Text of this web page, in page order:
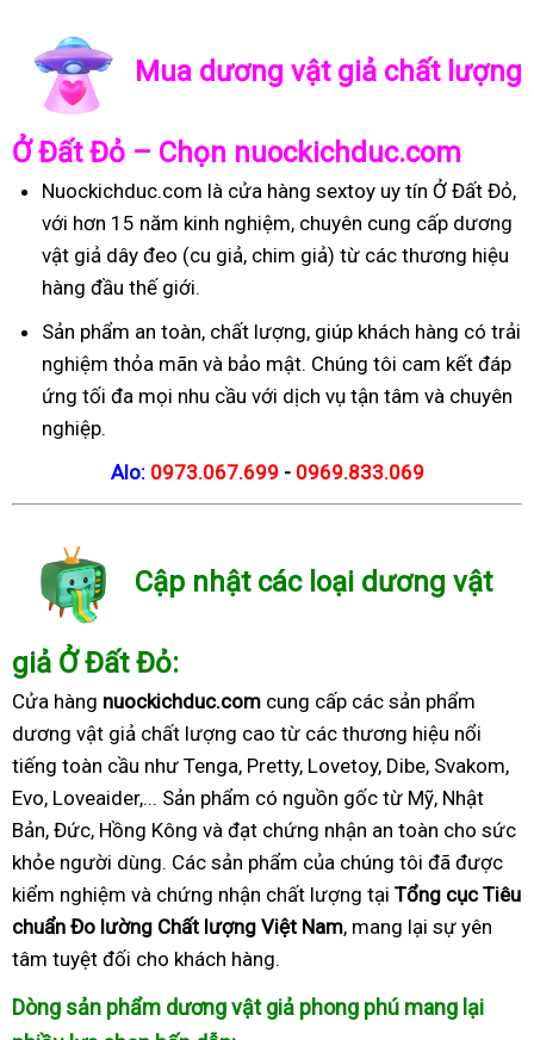
Mua dương vật giả chất lượng
Ở Đất Đỏ – Chọn nuockichduc.com
Nuockichduc.com là cửa hàng sextoy uy tín Ở Đất Đỏ,
với hơn 15 năm kinh nghiệm, chuyên cung cấp dương
vật giả dây đeo (cu giả, chim giả) từ các thương hiệu
hàng đầu thế giới.
Sản phẩm an toàn, chất lượng, giúp khách hàng có trải
nghiệm thỏa mãn và bảo mật. Chúng tôi cam kết đáp
ứng tối đa mọi nhu cầu với dịch vụ tận tâm và chuyên
nghiệp.
Alo:0973.067.699 - 0969.833.069
Cập nhật các loại dương vật
giả Ở Đất Đỏ:
Cửa hàng nuockichduc.com cung cấp các sản phẩm
dương vật giả chất lượng cao từ các thương hiệu nổi
tiếng toàn cầu như Tenga, Pretty, Lovetoy, Dibe, Svakom,
Evo, Loveaider,... Sản phẩm có nguồn gốc từ Mỹ, Nhật
Bản, Đức, Hồng Kông và đạt chứng nhận an toàn cho sức
khỏe người dùng. Các sản phẩm của chúng tôi đã được
kiểm nghiệm và chứng nhận chất lượng tại Tổng cục Tiêu
chuẩn Đo lường Chất lượng Việt Nam, mang lại sự yên
tâm tuyệt đối cho khách hàng.
Dòng sản phẩm dương vật giả phong phú mang lại